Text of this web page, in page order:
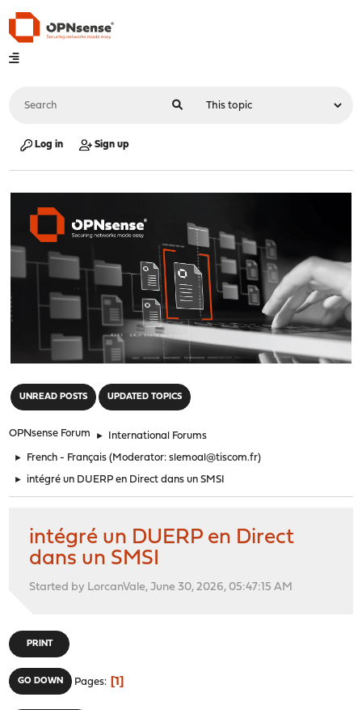
Log in Sign up
UNREAD POSTS UPDATED TOPICS
OPNsense Forum ► International Forums
► French - Français (Moderator:slemoal@tiscom.fr)
► intégré un DUERP en Direct dans un SMSI
intégré un DUERP en Direct
dans un SMSI
Started by LorcanVale, June 30, 2026, 05:47:15 AM
PRINT
GO DOWN Pages 1